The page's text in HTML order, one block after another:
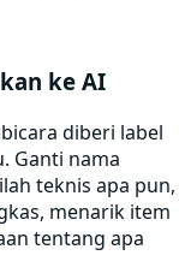
ke AI
diberi label
Ganti nama
teknis apa pun,
menarik item
tentang apa